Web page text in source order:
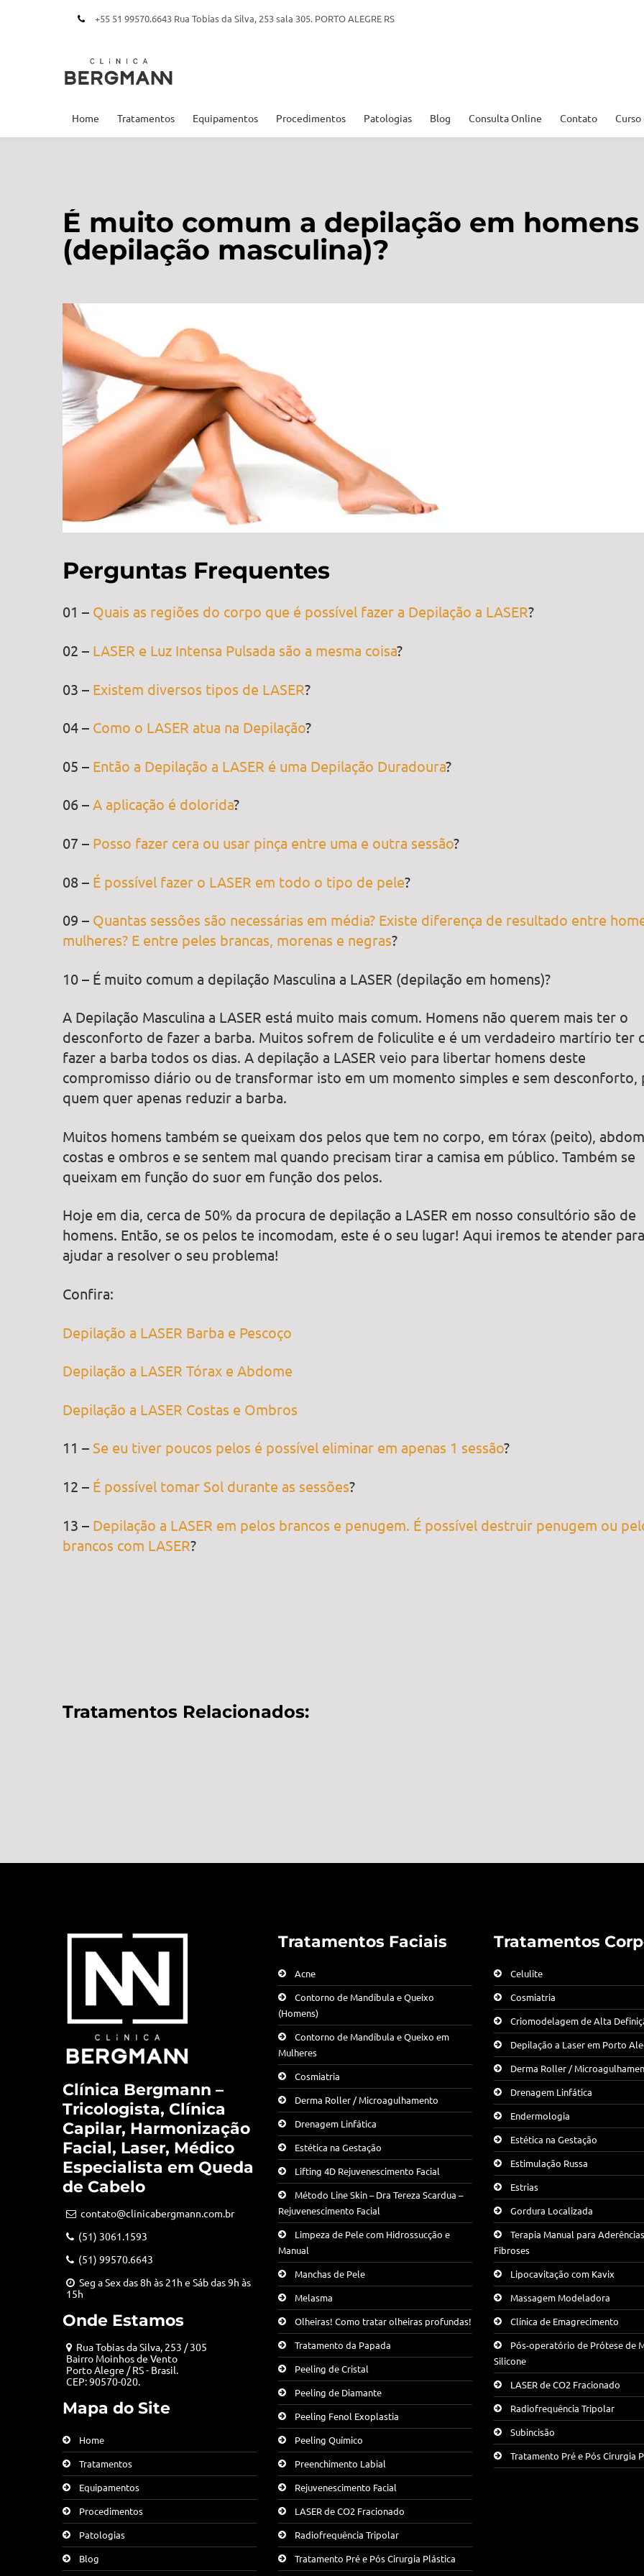
+55 51 99570.6643 Rua Tobias da Silva, 253 sala 305. PORTO ALEGRE RS
Home Tratamentos Equipamentos Procedimentos Patologias Blog Consulta Online Contato
É muito comum a depilação em homens
(depilação masculina)?
Perguntas Frequentes
01 – Quais as regiões do corpo que é possível fazer a Depilação a LASER?
02 – LASER e Luz Intensa Pulsada são a mesma coisa?
03 – Existem diversos tipos de LASER?
04 – Como o LASER atua na Depilação?
05 – Então a Depilação a LASER é uma Depilação Duradoura?
06 – A aplicação é dolorida?
07 – Posso fazer cera ou usar pinça entre uma e outra sessão?
08 – É possível fazer o LASER em todo o tipo de pele?
09 – Quantas sessões são necessárias em média? Existe diferença de resultado entre
mulheres? E entre peles brancas, morenas e negras?
10 – É muito comum a depilação Masculina a LASER (depilação em homens)?
A Depilação Masculina a LASER está muito mais comum. Homens não querem mais ter o
desconforto de fazer a barba. Muitos sofrem de foliculite e é um verdadeiro martírio ter
fazer a barba todos os dias. A depilação a LASER veio para libertar homens deste
compromisso diário ou de transformar isto em um momento simples e sem desconforto,
quem quer apenas reduzir a barba.
Muitos homens também se queixam dos pelos que tem no corpo, em tórax (peito),
costas e ombros e se sentem mal quando precisam tirar a camisa em público. Também se
queixam em função do suor em função dos pelos.
Hoje em dia, cerca de 50% da procura de depilação a LASER em nosso consultório são de
homens. Então, se os pelos te incomodam, este é o seu lugar! Aqui iremos te atender
ajudar a resolver o seu problema!
Confira:
Depilação a LASER Barba e Pescoço
Depilação a LASER Tórax e Abdome
Depilação a LASER Costas e Ombros
11 – Se eu tiver poucos pelos é possível eliminar em apenas 1 sessão?
12 – É possível tomar Sol durante as sessões?
13 – Depilação a LASER em pelos brancos e penugem. É possível destruir penugem ou
brancos com LASER?
Tratamentos Relacionados:
Clínica Bergmann –
Tricologista, Clínica
Capilar, Harmonização
Facial, Laser, Médico
Especialista em Queda
de Cabelo
contato@clinicabergmann.com.br
(51) 3061.1593
(51) 99570.6643
Seg a Sex das 8h às 21h e Sáb das 9h às
15h
Onde Estamos
Rua Tobias da Silva, 253 / 305
Bairro Moinhos de Vento
Porto Alegre / RS - Brasil.
CEP: 90570-020.
Mapa do Site
Home
Tratamentos
Equipamentos
Procedimentos
Patologias
Blog
Tratamentos Faciais
Acne
Contorno de Mandíbula e Queixo
(Homens)
Contorno de Mandíbula e Queixo em
Mulheres
Cosmiatria
Derma Roller / Microagulhamento
Drenagem Linfática
Estética na Gestação
Lifting 4D Rejuvenescimento Facial
Método Line Skin – Dra Tereza Scardua –
Rejuvenescimento Facial
Limpeza de Pele com Hidrossucção e
Manual
Manchas de Pele
Melasma
Olheiras! Como tratar olheiras profundas!
Tratamento da Papada
Peeling de Cristal
Peeling de Diamante
Peeling Fenol Exoplastia
Peeling Químico
Preenchimento Labial
Rejuvenescimento Facial
LASER de CO2 Fracionado
Radiofrequência Tripolar
Tratamento Pré e Pós Cirurgia Plástica
Tratamentos
Celulite
Cosmiatria
Criomodelagem de Alta
Depilação a Laser em Porto
Derma Roller /
Drenagem Linfática
Endermologia
Estética na Gestação
Estimulação Russa
Estrias
Gordura Localizada
Terapia Manual para
Fibroses
Lipocavitação com Kavix
Massagem Modeladora
Clínica de Emagrecimento
Pós-operatório de Prótese de
Silicone
LASER de CO2 Fracionado
Radiofrequência Tripolar
Subincisão
Tratamento Pré e Pós Cirurgia